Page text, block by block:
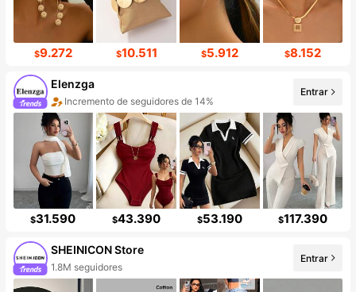
$9.272 $10.511 $5.912 $8.152
Elenzga
Incremento de seguidores de 14%
Entrar
$31.590 $43.390 $53.190 $117.390
SHEINICON Store
1.8M seguidores
Entrar